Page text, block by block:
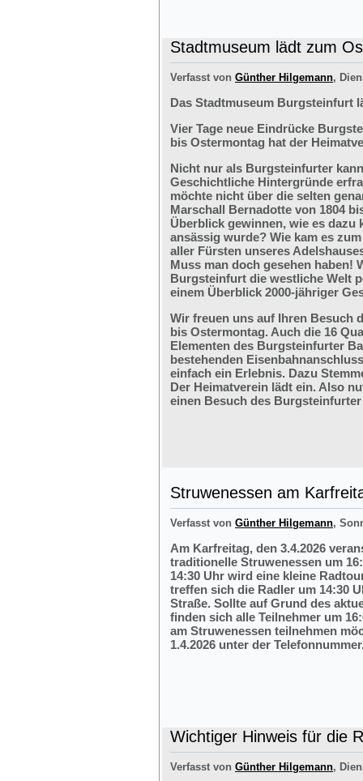
Stadtmuseum lädt zum
Verfasst von Günther Hilgemann,
Das Stadtmuseum Burgsteinfurt
Vier Tage neue Eindrücke
bis Ostermontag hat der
Nicht nur als Burgsteinfurter
Geschichtliche Hintergründe
möchte nicht über die selten
Marschall Bernadotte von 1804
Überblick gewinnen, wie es dazu
ansässig wurde? Wie kam es
aller Fürsten unseres
Muss man doch gesehen haben!
Burgsteinfurt die westliche Welt
einem Überblick 2000-jähriger
Wir freuen uns auf Ihren Besuch
bis Ostermontag. Auch die 16
Elementen des Burgsteinfurter
bestehenden
einfach ein Erlebnis. Dazu
Der Heimatverein lädt ein. Also
einen Besuch des
Struwenessen am
Verfasst von Günther Hilgemann,
Am Karfreitag, den 3.4.2026
traditionelle Struwenessen um
14:30 Uhr wird eine kleine
treffen sich die Radler um 14:30
Straße. Sollte auf Grund des
finden sich alle Teilnehmer um
am Struwenessen teilnehmen
1.4.2026 unter der
Wichtiger Hinweis für die
Verfasst von Günther Hilgemann,